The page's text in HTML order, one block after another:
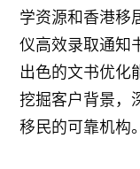
学资源和香港移
仪高效录取通知
出色的文书优化
挖掘客户背景，
移民的可靠机构。